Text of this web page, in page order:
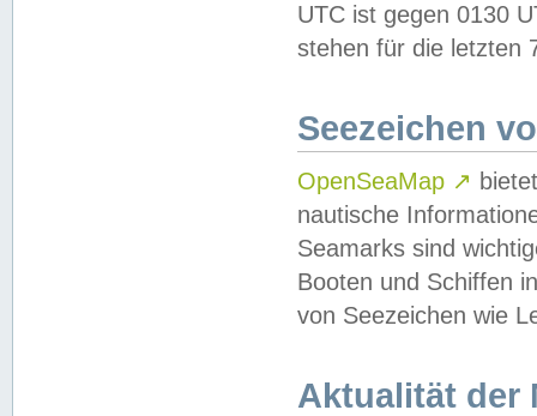
UTC ist gegen 0130
stehen für die letzten
Seezeichen
OpenSeaMap ↗
nautische
Seamarks sind
Booten und Schiffen
von Seezeichen wie
Aktualität der